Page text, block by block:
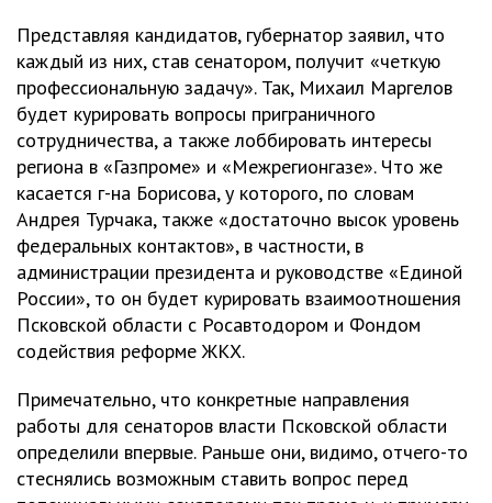
Представляя кандидатов, губернатор заявил, что
каждый из них, став сенатором, получит «четкую
профессиональную задачу». Так, Михаил Маргелов
будет курировать вопросы приграничного
сотрудничества, а также лоббировать интересы
региона в «Газпроме» и «Межрегионгазе». Что же
касается г-на Борисова, у которого, по словам
Андрея Турчака, также «достаточно высок уровень
федеральных контактов», в частности, в
администрации президента и руководстве «Единой
России», то он будет курировать взаимоотношения
Псковской области с Росавтодором и Фондом
содействия реформе ЖКХ.
Примечательно, что конкретные направления
работы для сенаторов власти Псковской области
определили впервые. Раньше они, видимо, отчего-то
стеснялись возможным ставить вопрос перед